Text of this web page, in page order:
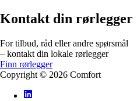
Kontakt din rørlegger
For tilbud, råd eller andre spørsmål
– kontakt din lokale rørlegger
Finn rørlegger
Copyright © 2026 Comfort